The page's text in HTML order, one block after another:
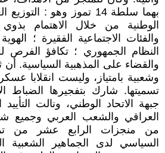
بهما سلطة 14 تموز وهو :
الوطنية من خلال الاهتمام
والفئات الاجتماعية الفقيرة ؛
النظام الجمهوري ؛ تكافؤ الفرص
وشعبية بامتياز، وليست انقلابا
تسميتها. شارك بتفجيرها الضباط
جبهة الاتحاد الوطني، ونالت
العراقي والشعب العربي وجميع
من منجزات الرابع عشر من
السياسي لدى الجماهير الشعبية